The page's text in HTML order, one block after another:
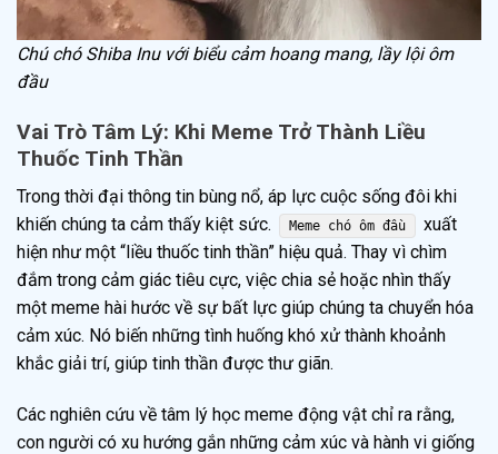
Chú chó Shiba Inu với biểu cảm hoang mang, lầy lội ôm
đầu
Vai Trò Tâm Lý: Khi Meme Trở Thành Liều
Thuốc Tinh Thần
Trong thời đại thông tin bùng nổ, áp lực cuộc sống đôi khi
khiến chúng ta cảm thấy kiệt sức.
Meme chó ôm đầu
xuất
hiện như một “liều thuốc tinh thần” hiệu quả. Thay vì chìm
đắm trong cảm giác tiêu cực, việc chia sẻ hoặc nhìn thấy
một meme hài hước về sự bất lực giúp chúng ta chuyển hóa
cảm xúc. Nó biến những tình huống khó xử thành khoảnh
khắc giải trí, giúp tinh thần được thư giãn.
Các nghiên cứu về tâm lý học meme động vật chỉ ra rằng,
con người có xu hướng gắn những cảm xúc và hành vi giống